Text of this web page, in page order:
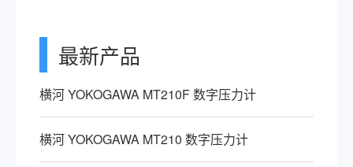
最新产品
横河 YOKOGAWA MT210F 数字压力计
横河 YOKOGAWA MT210 数字压力计